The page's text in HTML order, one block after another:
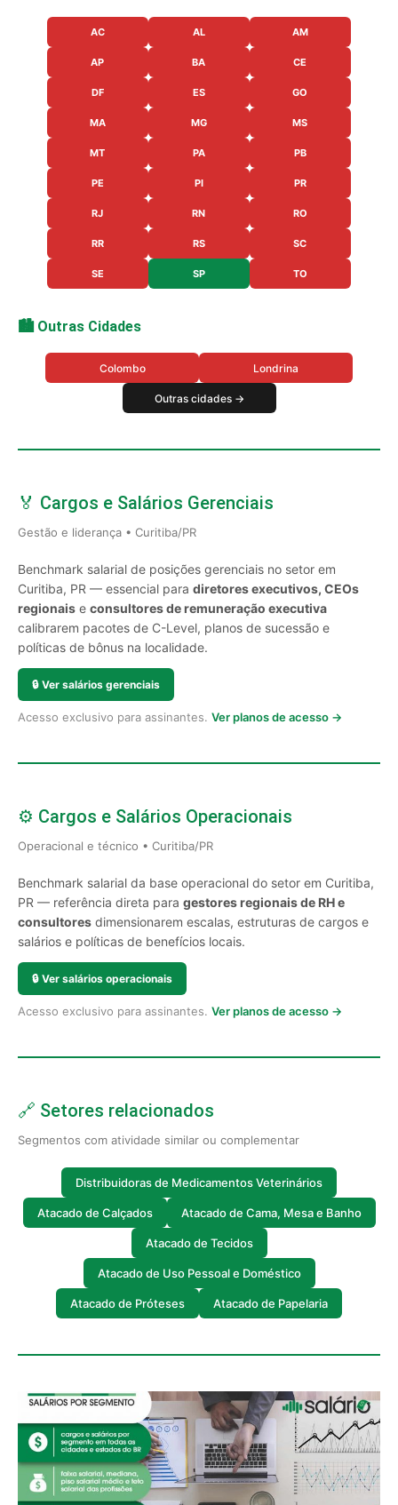
AC AL AM
AP BA CE
DF ES GO
MA MG MS
MT PA PB
PE PI PR
RJ RN RO
RR RS SC
SE SP TO
🏙️ Outras Cidades
Colombo Londrina
Outras cidades →
🏅 Cargos e Salários Gerenciais
Gestão e liderança • Curitiba/PR
Benchmark salarial de posições gerenciais no setor em
Curitiba, PR — essencial para diretores executivos, CEOs
regionais e consultores de remuneração executiva
calibrarem pacotes de C-Level, planos de sucessão e
políticas de bônus na localidade.
🔒 Ver salários gerenciais
Acesso exclusivo para assinantes. Ver planos de acesso →
⚙️ Cargos e Salários Operacionais
Operacional e técnico • Curitiba/PR
Benchmark salarial da base operacional do setor em Curitiba,
PR — referência direta para gestores regionais de RH e
consultores dimensionarem escalas, estruturas de cargos e
salários e políticas de benefícios locais.
🔒 Ver salários operacionais
Acesso exclusivo para assinantes. Ver planos de acesso →
🔗 Setores relacionados
Segmentos com atividade similar ou complementar
Distribuidoras de Medicamentos Veterinários
Atacado de Calçados Atacado de Cama, Mesa e Banho
Atacado de Tecidos
Atacado de Uso Pessoal e Doméstico
Atacado de Próteses Atacado de Papelaria